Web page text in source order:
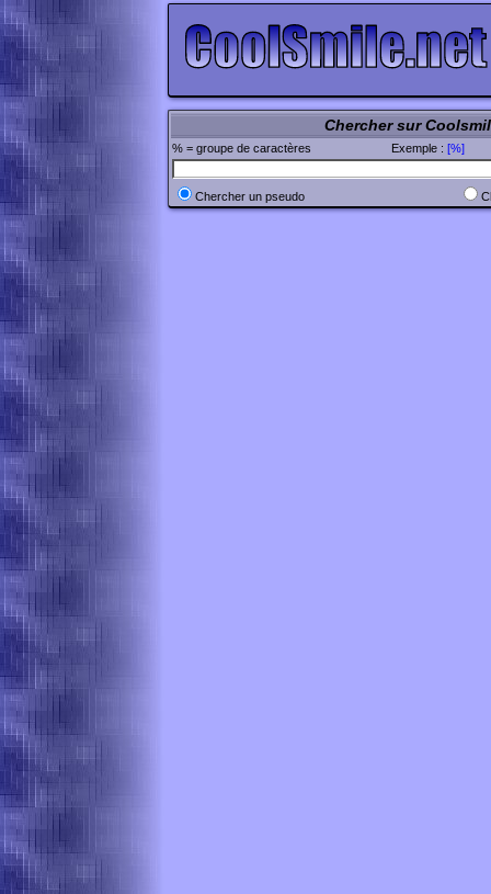
Chercher sur
% = groupe de caractères Exemple : [%]
Chercher un pseudo